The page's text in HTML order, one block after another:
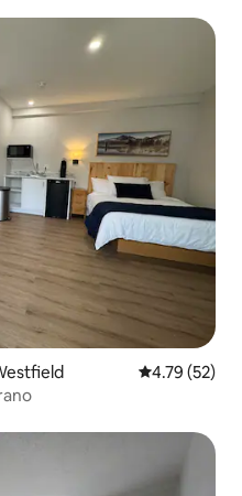
Calificación
4.79 (52)